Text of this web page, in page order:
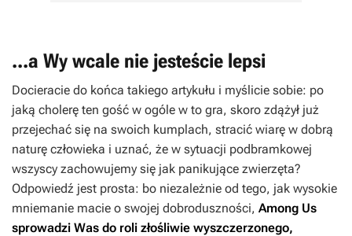
...a Wy wcale nie jesteście lepsi
Docieracie do końca takiego artykułu i myślicie sobie: po
jaką cholerę ten gość w ogóle w to gra, skoro zdążył już
przejechać się na swoich kumplach, stracić wiarę w dobrą
naturę człowieka i uznać, że w sytuacji podbramkowej
wszyscy zachowujemy się jak panikujące zwierzęta?
Odpowiedź jest prosta: bo niezależnie od tego, jak wysokie
mniemanie macie o swojej dobroduszności, Among Us
sprowadzi Was do roli złośliwie wyszczerzonego,